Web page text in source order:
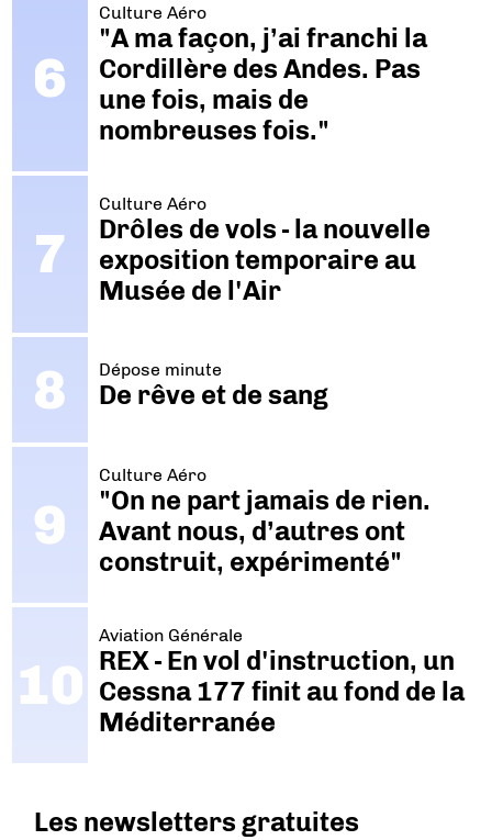
Culture Aéro
"A ma façon, j’ai franchi la
Cordillère des Andes. Pas
une fois, mais de
nombreuses fois."
Culture Aéro
Drôles de vols - la nouvelle
exposition temporaire au
Musée de l'Air
Dépose minute
De rêve et de sang
Culture Aéro
"On ne part jamais de rien.
Avant nous, d’autres ont
construit, expérimenté"
Aviation Générale
REX - En vol d'instruction, un
Cessna 177 finit au fond de la
Méditerranée
Les newsletters gratuites